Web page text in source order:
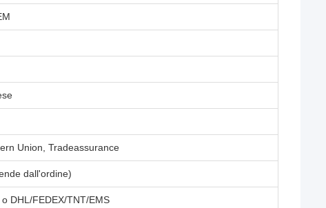
Union, Tradeassurance
dall'ordine)
DHL/FEDEX/TNT/EMS